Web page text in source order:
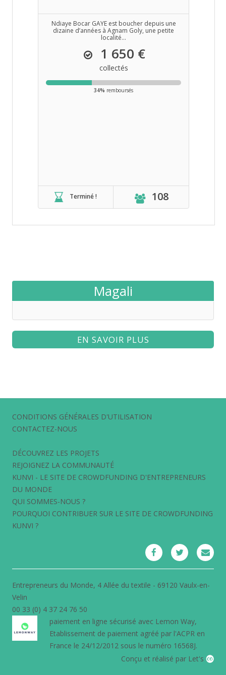
Ndiaye Bocar GAYE est boucher depuis une
dizaine d’années à Agnam Goly, une petite
localité...
1 650 €
collectés
34% remboursés
Terminé ! 108
Magali
EN SAVOIR PLUS
CONDITIONS GÉNÉRALES D'UTILISATION
CONTACTEZ-NOUS
DÉCOUVREZ LES PROJETS
REJOIGNEZ LA COMMUNAUTÉ
KUNVI - LE SITE DE CROWDFUNDING D'ENTREPRENEURS
DU MONDE
QUI SOMMES-NOUS ?
POURQUOI CONTRIBUER SUR LE SITE DE CROWDFUNDING
KUNVI ?
Entrepreneurs du Monde, 4 Allée du textile - 69120 Vaulx-en-
Velin
00 33 (0) 4 37 24 76 50
paiement en ligne sécurisé avec Lemon Way,
Etablissement de paiement agréé par l'ACPR en
France le 24/12/2012 sous le numéro 16568J.
Conçu et réalisé par Let's